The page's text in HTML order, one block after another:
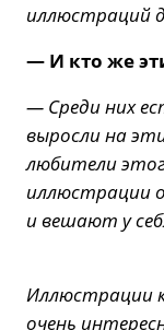
иллюстраций
— И кто же
— Среди них
выросли на
любители
иллюстрации
и вешают у
Иллюстрации
очень